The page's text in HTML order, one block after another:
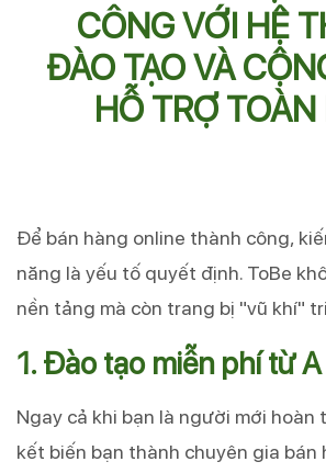
CÔNG VỚI HỆ
ĐÀO TẠO VÀ
HỖ TRỢ TOÀN
Để bán hàng online thành công,
năng là yếu tố quyết định. ToBe
nền tảng mà còn trang bị "vũ khí"
1. Đào tạo miễn phí từ
Ngay cả khi bạn là người mới hoàn
kết biến bạn thành chuyên gia bán